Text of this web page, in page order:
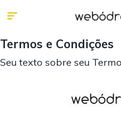
Termos e Condições
Seu texto sobre seu